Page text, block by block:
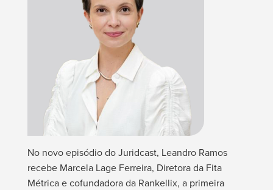
No novo episódio do Juridcast, Leandro Ramos
recebe Marcela Lage Ferreira, Diretora da Fita
Métrica e cofundadora da Rankellix, a primeira